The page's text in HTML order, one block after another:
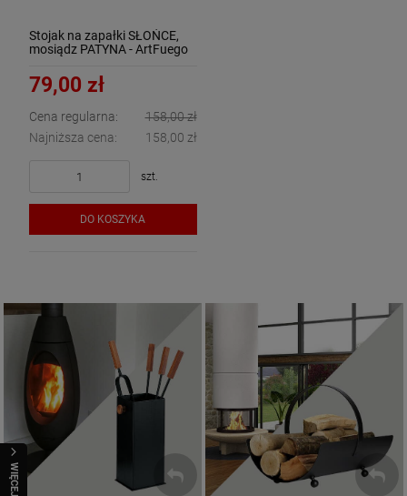
WIĘCEJ
Stojak na zapałki SŁOŃCE,
mosiądz PATYNA - ArtFuego
79,00 zł
Cena regularna:
158,00 zł
Najniższa cena:
158,00 zł
szt.
DO KOSZYKA
Akcesoria kominkowe